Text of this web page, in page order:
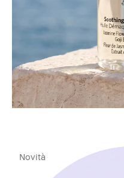
Novità